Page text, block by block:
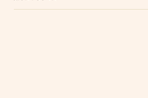
ッスンを受講されてい